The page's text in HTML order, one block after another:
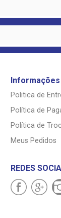
Informações
Politica de
Política de
Política de
Meus Pedidos
REDES